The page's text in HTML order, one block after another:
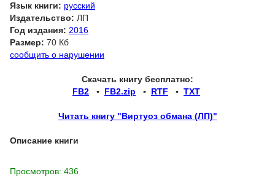
Язык книги: русский
Издательство: ЛП
Год издания: 2016
Размер: 70 Кб
сообщить о нарушении
Скачать книгу бесплатно:
FB2 ▪ FB2.zip ▪ RTF ▪ TXT
Читать книгу "Виртуоз обмана (ЛП)"
Описание книги
Просмотров: 436